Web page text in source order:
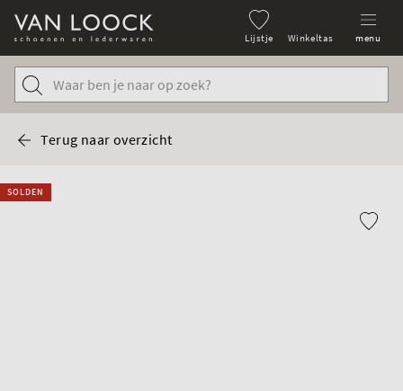
Lijstje Winkeltas menu
Terug naar overzicht
SOLDEN